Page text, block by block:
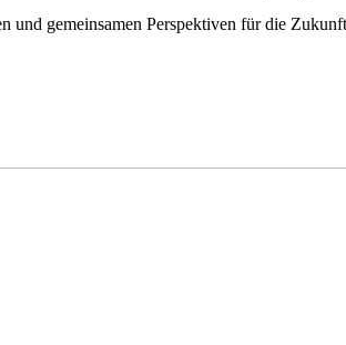
gemeinsamen Perspektiven für die